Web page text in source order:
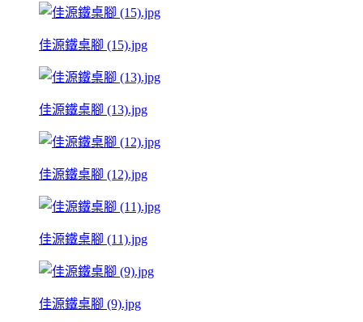
佳源鐵桌腳 (15).jpg
佳源鐵桌腳 (13).jpg
佳源鐵桌腳 (12).jpg
佳源鐵桌腳 (11).jpg
佳源鐵桌腳 (9).jpg